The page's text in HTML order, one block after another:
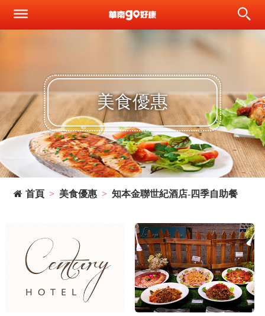
美食優惠
首頁 美食優惠 知本金聯世紀酒店-四季自助餐